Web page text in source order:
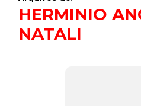
HERMINIO
NATALI